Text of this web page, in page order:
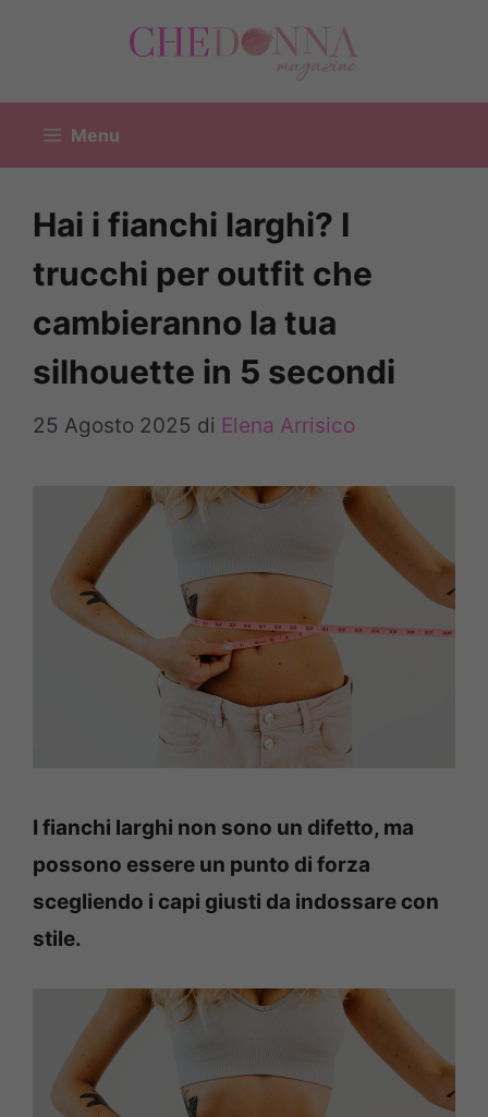
Menu
Hai i fianchi larghi? I
trucchi per outfit che
cambieranno la tua
silhouette in 5 secondi
25 Agosto 2025 di Elena Arrisico
I fianchi larghi non sono un difetto, ma
possono essere un punto di forza
scegliendo i capi giusti da indossare con
stile.